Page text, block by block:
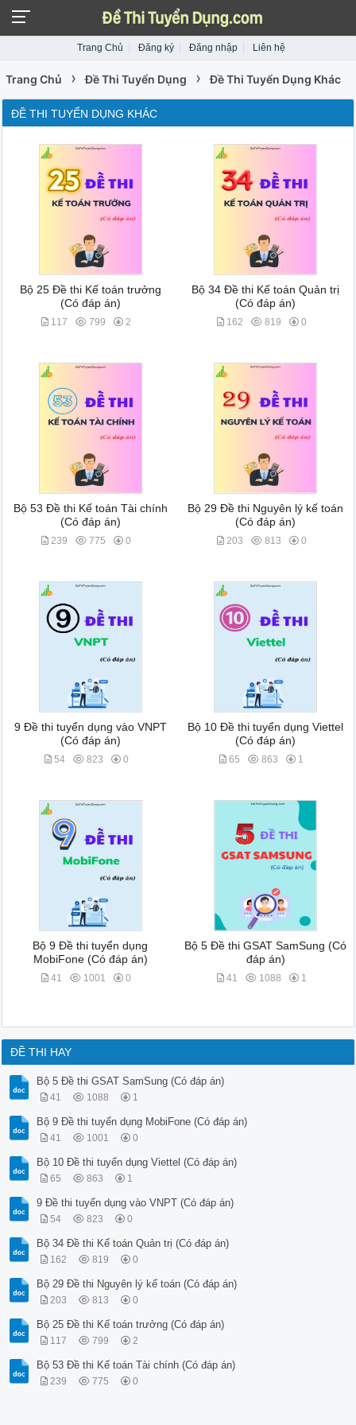
Trang Chủ Đăng ký Đăng nhập Liên hệ
Trang Chủ › Đề Thi Tuyển Dụng › Đề Thi Tuyển Dụng Khác
ĐỀ THI TUYỂN DỤNG KHÁC
Bộ 25 Đề thi Kế toán trưởng
(Có đáp án)
117 799 2
Bộ 34 Đề thi Kế toán Quản trị
(Có đáp án)
162 819 0
Bộ 53 Đề thi Kế toán Tài chính
(Có đáp án)
239 775 0
Bộ 29 Đề thi Nguyên lý kế toán
(Có đáp án)
203 813 0
9 Đề thi tuyển dụng vào VNPT
(Có đáp án)
54 823 0
Bộ 10 Đề thi tuyển dụng Viettel
(Có đáp án)
65 863 1
Bộ 9 Đề thi tuyển dụng
MobiFone (Có đáp án)
41 1001 0
Bộ 5 Đề thi GSAT SamSung (Có
đáp án)
41 1088 1
ĐỀ THI HAY
Bộ 5 Đề thi GSAT SamSung (Có đáp án)
41 1088 1
Bộ 9 Đề thi tuyển dụng MobiFone (Có đáp án)
41 1001 0
Bộ 10 Đề thi tuyển dụng Viettel (Có đáp án)
65 863 1
9 Đề thi tuyển dụng vào VNPT (Có đáp án)
54 823 0
Bộ 34 Đề thi Kế toán Quản trị (Có đáp án)
162 819 0
Bộ 29 Đề thi Nguyên lý kế toán (Có đáp án)
203 813 0
Bộ 25 Đề thi Kế toán trưởng (Có đáp án)
117 799 2
Bộ 53 Đề thi Kế toán Tài chính (Có đáp án)
239 775 0